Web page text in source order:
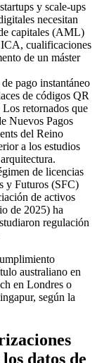
y scale-ups
necesitan
capitales (AML)
cualificaciones
de un máster
pago instantáneo
de códigos QR
retornados que
Nuevos Pagos
del Reino
a los estudios
de licencias
y Futuros (SFC)
de activos
de 2025) ha
regulación
australiano en
en Londres o
según la
datos de